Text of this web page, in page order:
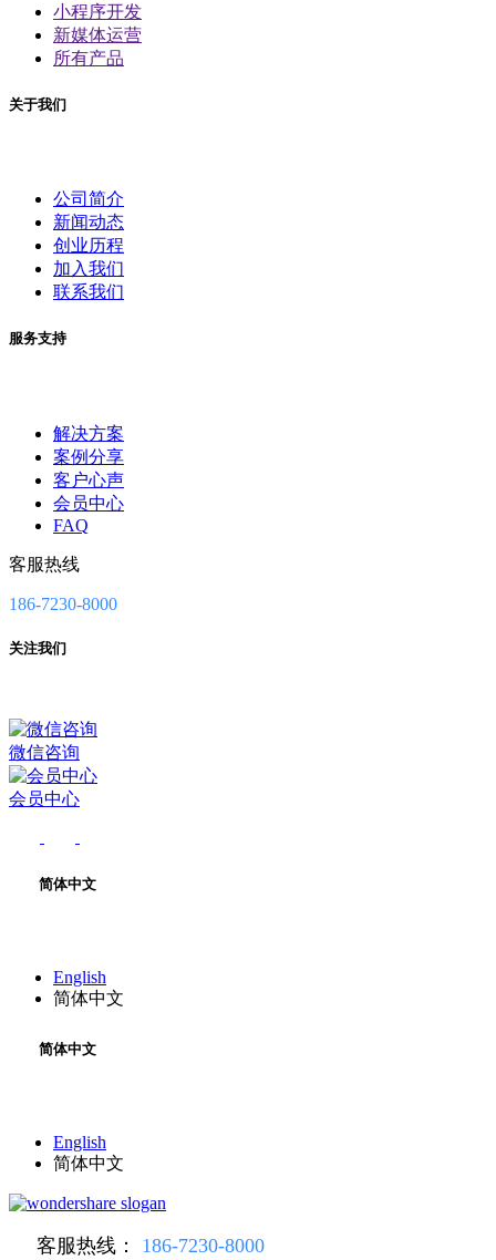
小程序开发
新媒体运营
所有产品
关于我们
公司简介
新闻动态
创业历程
加入我们
联系我们
服务支持
解决方案
案例分享
客户心声
会员中心
FAQ
客服热线
186-7230-8000
关注我们
微信咨询
会员中心
简体中文
English
简体中文
简体中文
English
简体中文
客服热线： 186-7230-8000